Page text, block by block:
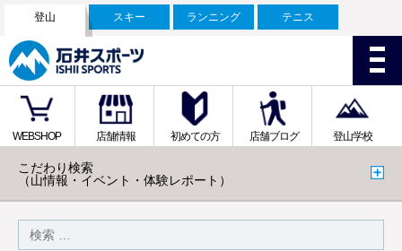
登山 スキー ランニング テニス
WEBSHOP 店舗情報 初めての方 店舗ブログ 登山学校
こだわり検索
（山情報・イベント・体験レポート）